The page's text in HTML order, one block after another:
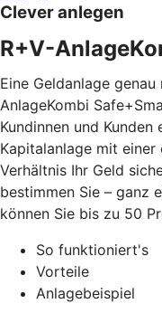
Clever anlegen
R+V-
Eine Geldanlage
AnlageKombi
Kundinnen und
Kapitalanlage mit einer
Verhältnis Ihr Geld
bestimmen Sie – ganz
können Sie bis zu 50
So funktioniert's
Vorteile
Anlagebeispiel